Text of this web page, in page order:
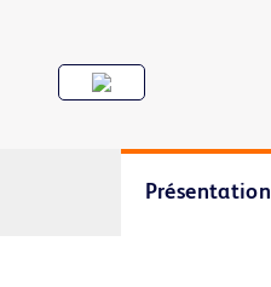
Présentation